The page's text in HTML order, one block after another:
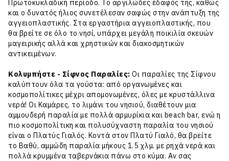
Πρωτοκυκλαδική περίοδο. Το αργιλώδες έδαφός της, καθώς
και ο δυνατός ήλιος συνετέλεσαν σαφώς στην ανάπτυξη της
αγγειοπλαστικής. Στα εργαστήρια αγγειοπλαστικής, που
θα βρείτε σε όλο το νησί, υπάρχει μεγάλη ποικιλία σκευών
μαγειρικής αλλά και χρηστικών και διακοσμητικών
αντικειμένων.
Κολυμπήστε - Σίφνος Παραλίες: Οι παραλίες της Σίφνου
καλύπτουν όλα τα γούστα: από οργανωμένες και
κοσμοπολίτικες μέχρι απομονωμένες, όλες με κρυστάλλινα
νερά! Οι Καμάρες, το λιμάνι του νησιού, διαθέτουν μια
αμμουδερή παραλία με πολλά αρμυρίκια και beach bar, ενώ η
πιο κοσμοπολίτικη και πολυσύχναστη παραλία του νησιού
είναι ο Πλατύς Γιαλός. Κοντά στον Πλατύ Γιαλό, θα βρείτε
το Βαθύ, αμμώδη παραλία μήκους 1.5 χλμ. με ρηχά νερά και
πολλά κρυμμένα ταβερνάκια πάνω στο κύμα. Αν σας